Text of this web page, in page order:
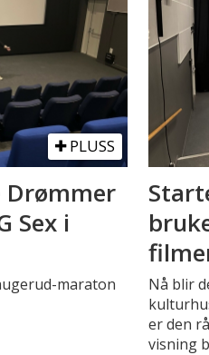
PLUSS
Drømmer
Sex i
maraton
Nå blir
er den
visning